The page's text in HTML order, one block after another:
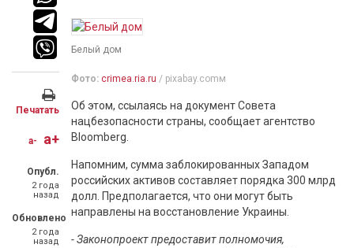
Печатать
a- a+
Опубл.
2 года
назад
Обновлено
2 года
назад
Белый дом
Фото: crimea.ria.ru / pixabay.comм
Об этом, ссылаясь на документ Совета
нацбезопасности страны, сообщает агентство
Bloomberg.
Напомним, сумма заблокированных Западом
российских активов составляет порядка 300 млрд
долл. Предполагается, что они могут быть
направлены на восстановление Украины.
- Законопроект предоставит полномочия,